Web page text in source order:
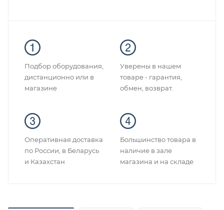
Подбор оборудования,
дистанционно или в
магазине
Уверены в нашем
товаре - гарантия,
обмен, возврат.
Оперативная доставка
по России, в Беларусь
и Казахстан
Большинство товара в
наличие в зале
магазина и на складе